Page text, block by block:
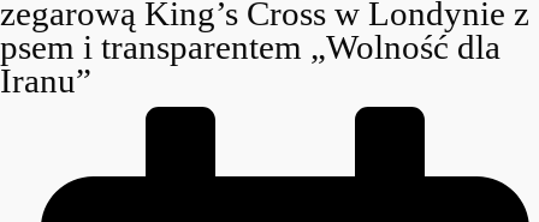
zegarową King’s Cross w Londynie z
psem i transparentem „Wolność dla
Iranu”